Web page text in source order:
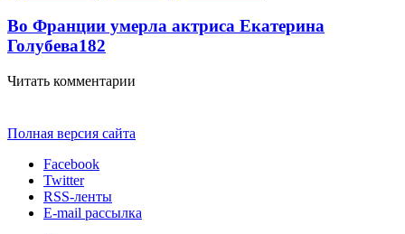
Во Франции умерла актриса Екатерина
Голубева182
Читать комментарии
Полная версия сайта
Facebook
Twitter
RSS-ленты
E-mail рассылка